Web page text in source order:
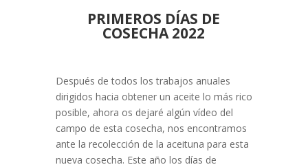
PRIMEROS DÍAS DE
COSECHA 2022
Después de todos los trabajos anuales
dirigidos hacia obtener un aceite lo más rico
posible, ahora os dejaré algún vídeo del
campo de esta cosecha, nos encontramos
ante la recolección de la aceituna para esta
nueva cosecha. Este año los días de